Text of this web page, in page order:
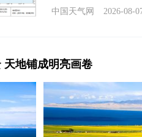
中国天气网 2026-08-
天地铺成明亮画卷